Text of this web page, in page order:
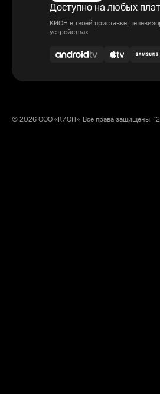
Доступно на любых
КИОН в твоей приставке,
устройствах
© 2026 ООО «КИОН». Все права защищены.